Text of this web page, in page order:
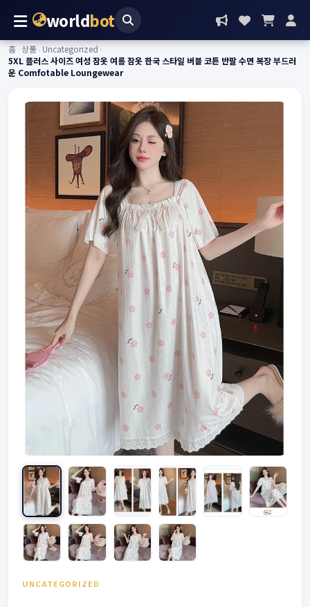
worldbot
홈›상품›Uncategorized ›
5XL 플러스 사이즈 여성 잠옷 여름 잠옷 한국 스타일 버블 코튼 반팔 수면 복장 부드러
운 Comfotable Loungewear
UNCATEGORIZED